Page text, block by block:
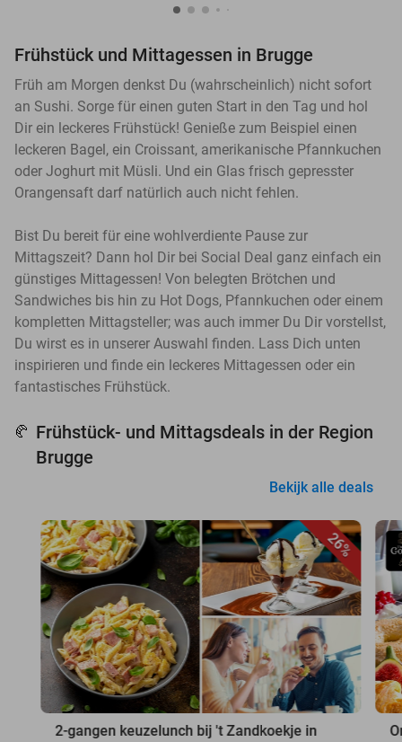
Frühstück und Mittagessen in Brugge
Früh am Morgen denkst Du (wahrscheinlich) nicht sofort
an Sushi. Sorge für einen guten Start in den Tag und hol
Dir ein leckeres Frühstück! Genieße zum Beispiel einen
leckeren Bagel, ein Croissant, amerikanische Pfannkuchen
oder Joghurt mit Müsli. Und ein Glas frisch gepresster
Orangensaft darf natürlich auch nicht fehlen.
Bist Du bereit für eine wohlverdiente Pause zur
Mittagszeit? Dann hol Dir bei Social Deal ganz einfach ein
günstiges Mittagessen! Von belegten Brötchen und
Sandwiches bis hin zu Hot Dogs, Pfannkuchen oder einem
kompletten Mittagsteller; was auch immer Du Dir vorstellst,
Du wirst es in unserer Auswahl finden. Lass Dich unten
inspirieren und finde ein leckeres Mittagessen oder ein
fantastisches Frühstück.
🥐 Frühstück- und Mittagsdeals in der Region
Brugge
Bekijk alle deals
26%
2-gangen keuzelunch bij 't Zandkoekje in